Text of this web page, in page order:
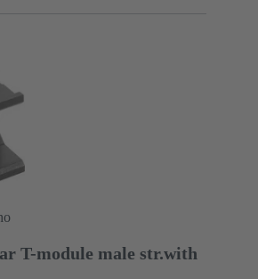
T-module male str.with